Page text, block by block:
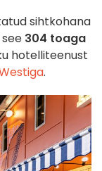
sihtkohana
see 304 toaga
hotelliteenust
.